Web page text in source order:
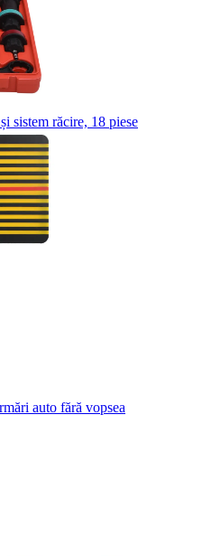
sistem răcire, 18 piese
auto fără vopsea